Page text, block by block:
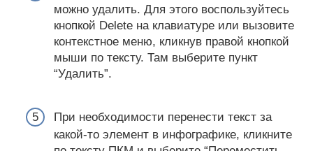
можно удалить. Для этого воспользуйтесь
кнопкой Delete на клавиатуре или вызовите
контекстное меню, кликнув правой кнопкой
мыши по тексту. Там выберите пункт
“Удалить”.
При необходимости перенести текст за
какой-то элемент в инфографике, кликните